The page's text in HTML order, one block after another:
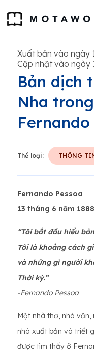
Xuất bản vào ngày
Cập nhật vào ngày
Bản dịch
Nha
Fernando
Thể loại: THÔNG
Fernando Pessoa
13 tháng 6 năm
“Tôi bắt đầu hiểu
Tôi là khoảng cách
và những gì người
Thời kỳ.”
-Fernando Pessoa
Một nhà thơ, nhà văn,
nhà xuất bản và triết
được tìm thấy ở